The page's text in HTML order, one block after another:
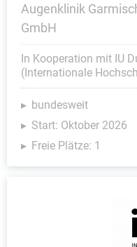
Augenklinik
GmbH
In Kooperation mit IU
(Internationale
bundesweit
Start: Oktober 2026
Freie Plätze: 1